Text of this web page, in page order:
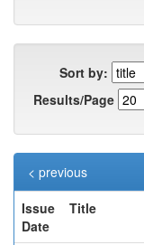
Sort by:
Results/Page
< previous
Issue
Date
Title